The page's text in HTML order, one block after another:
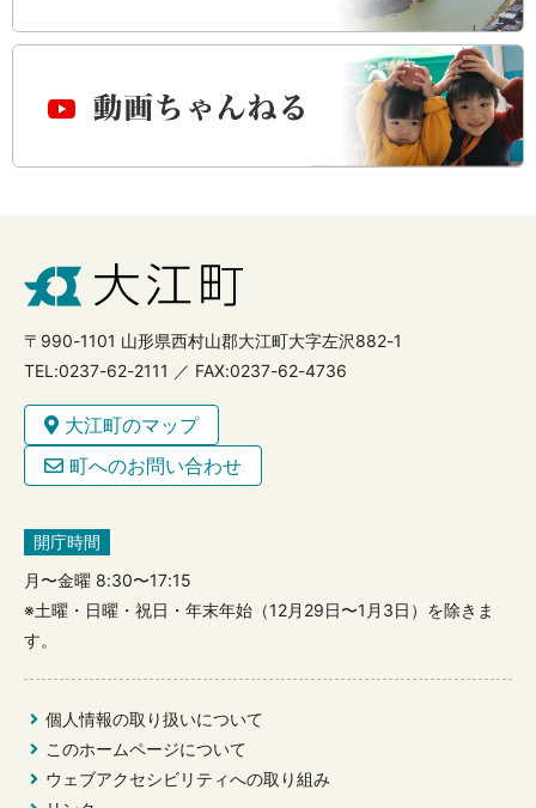
〒990-1101 山形県西村山郡大江町大字左沢882-1
TEL:0237-62-2111 ／ FAX:0237-62-4736
大江町のマップ
町へのお問い合わせ
開庁時間
月〜金曜 8:30〜17:15
※土曜・日曜・祝日・年末年始（12月29日〜1月3日）を除きま
す。
個人情報の取り扱いについて
このホームページについて
ウェブアクセシビリティへの取り組み